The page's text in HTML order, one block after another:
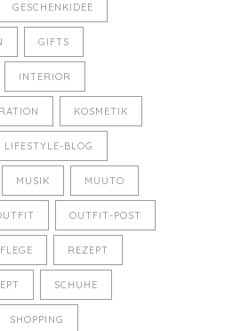
GESCHENKIDEE
GIFTS
INTERIOR
KOSMETIK
LIFESTYLE-BLOG
MUSIK MUUTO
OUTFIT-POST
REZEPT
SCHUHE
SHOPPING